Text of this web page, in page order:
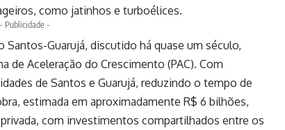
como jatinhos e turboélices.
- Publicidade -
Guarujá, discutido há quase um século,
de Aceleração do Crescimento (PAC). Com
de Santos e Guarujá, reduzindo o tempo de
estimada em aproximadamente R$ 6 bilhões,
com investimentos compartilhados entre os